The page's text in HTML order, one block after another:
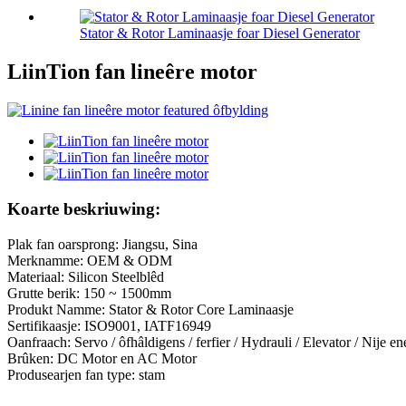
Stator & Rotor Laminaasje foar Diesel Generator
LiinTion fan lineêre motor
Koarte beskriuwing:
Plak fan oarsprong: Jiangsu, Sina
Merknamme: OEM & ODM
Materiaal: Silicon Steelblêd
Grutte berik: 150 ~ 1500mm
Produkt Namme: Stator & Rotor Core Laminaasje
Sertifikaasje: ISO9001, IATF16949
Oanfraach: Servo / ôfhâldigens / ferfier / Hydrauli / Elevator / Nije
Brûken: DC Motor en AC Motor
Produsearjen fan type: stam